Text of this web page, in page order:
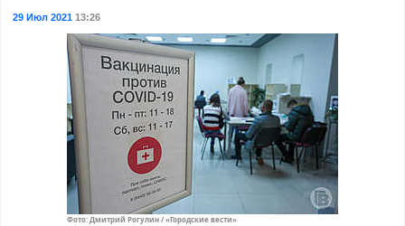
29 Июл 202113:26
Фото: Дмитрий Рогулин / «Городские вести»